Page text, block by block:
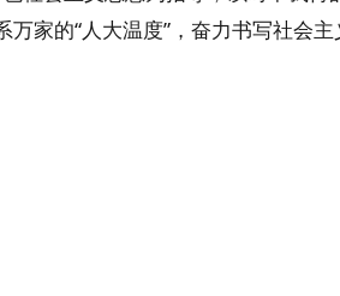
家的“人大温度”，奋力书写社会